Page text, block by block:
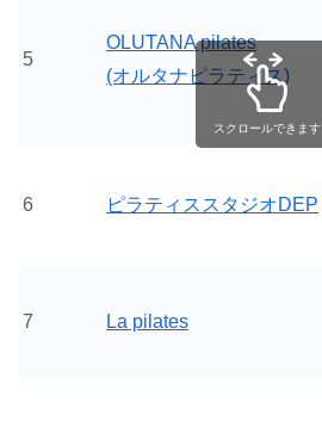
5
OLUTANA pilates
(オルタナピラティス)
6 ピラティススタジオDEP
7 La pilates
スクロールできます